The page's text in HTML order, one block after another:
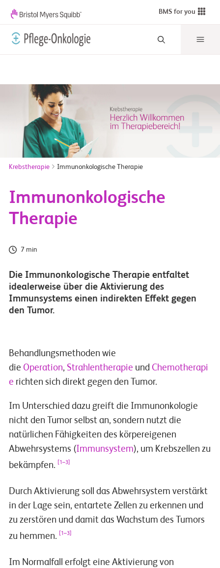
BMS for you
Krebstherapie Immunonkologische Therapie
Immunonkologische
Therapie
7 min
Die Immunonkologische Therapie entfaltet
idealerweise über die Aktivierung des
Immunsystems einen indirekten Effekt gegen
den Tumor.
Behandlungsmethoden wie
die Operation, Strahlentherapie und Chemotherapi
e richten sich direkt gegen den Tumor.
Im Unterschied dazu greift die Immunonkologie
nicht den Tumor selbst an, sondern nutzt die
natürlichen Fähigkeiten des körpereigenen
Abwehrsystems (Immunsystem), um Krebszellen zu
bekämpfen.
[1–3]
Durch Aktivierung soll das Abwehrsystem verstärkt
in der Lage sein, entartete Zellen zu erkennen und
zu zerstören und damit das Wachstum des Tumors
zu hemmen.
[1–3]
Im Normalfall erfolgt eine Aktivierung von